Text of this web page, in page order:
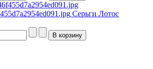
Серьги Лотос